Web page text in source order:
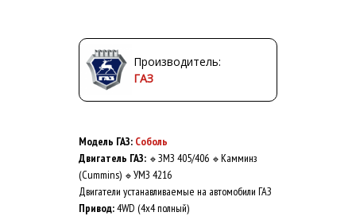
Производитель:
ГАЗ
Модель ГАЗ: Соболь
Двигатель ГАЗ: 🔹 ЗМЗ 405/406 🔹 Камминз
(Cummins) 🔹 УМЗ 4216
Двигатели устанавливаемые на автомобили ГАЗ
Привод:4WD (4x4 полный)